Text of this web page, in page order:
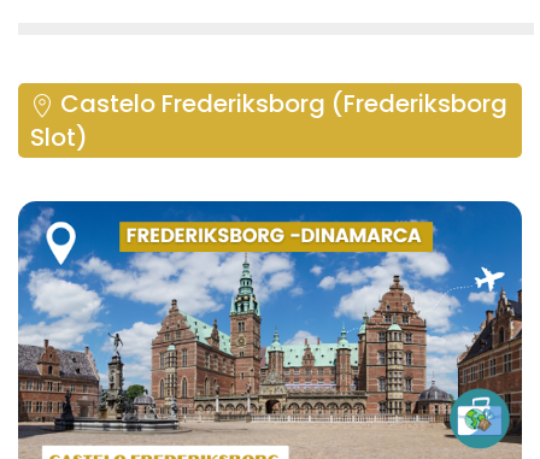
Castelo Frederiksborg (Frederiksborg
Slot)